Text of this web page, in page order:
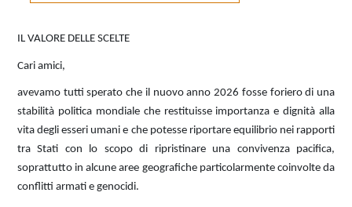
IL VALORE DELLE SCELTE
Cari amici,
avevamo tutti sperato che il nuovo anno 2026 fosse foriero di una
stabilità politica mondiale che restituisse importanza e dignità alla
vita degli esseri umani e che potesse riportare equilibrio nei rapporti
tra Stati con lo scopo di ripristinare una convivenza pacifica,
soprattutto in alcune aree geografiche particolarmente coinvolte da
conflitti armati e genocidi.